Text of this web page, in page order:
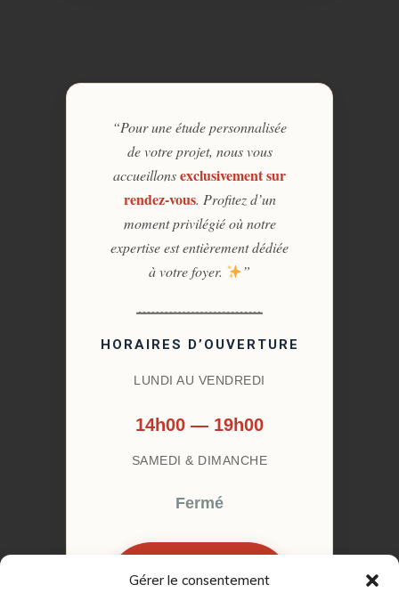
Gérer le consentement
“Pour une étude personnalisée
de votre projet, nous vous
accueillonsexclusivement sur
rendez-vous. Profitez d’un
moment privilégié où notre
expertise est entièrement dédiée
à votre foyer.
”
HORAIRES D’OUVERTURE
LUNDI AU VENDREDI
14h00 — 19h00
SAMEDI & DIMANCHE
Fermé